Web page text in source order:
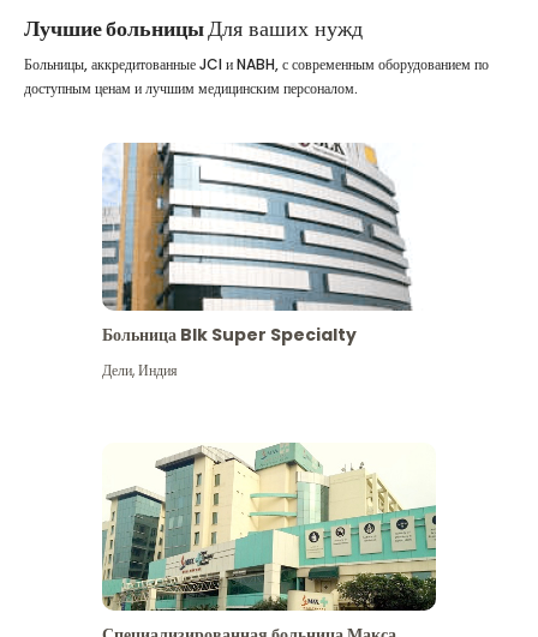
Лучшие больницыДля ваших нужд
Больницы, аккредитованные JCI и NABH, с современным оборудованием по
доступным ценам и лучшим медицинским персоналом.
Больница Blk Super Specialty
Дели,Индия